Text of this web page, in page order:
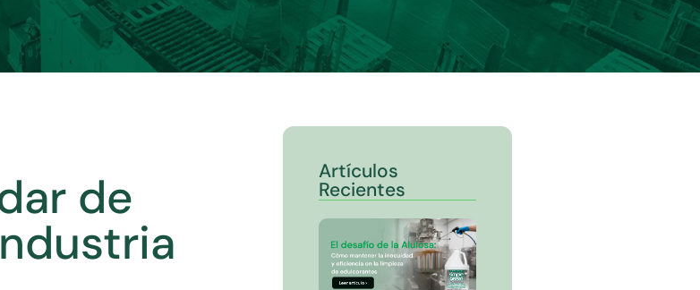
de Artículos
Recientes